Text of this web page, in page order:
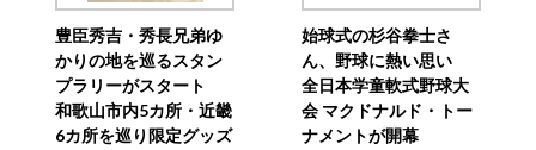
豊臣秀吉・秀長兄弟ゆ
かりの地を巡るスタン
プラリーがスタート
和歌山市内5カ所・近畿
6カ所を巡り限定グッズ
始球式の杉谷拳士さ
ん、野球に熱い思い
全日本学童軟式野球大
会 マクドナルド・トー
ナメントが開幕